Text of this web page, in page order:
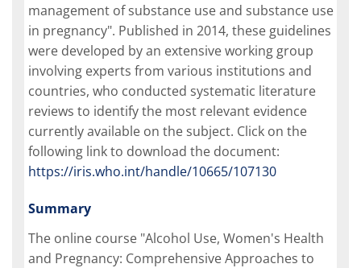
management of substance use and substance use
in pregnancy". Published in 2014, these guidelines
were developed by an extensive working group
involving experts from various institutions and
countries, who conducted systematic literature
reviews to identify the most relevant evidence
currently available on the subject. Click on the
following link to download the document:
https://iris.who.int/handle/10665/107130
Summary
The online course "Alcohol Use, Women's Health
and Pregnancy: Comprehensive Approaches to